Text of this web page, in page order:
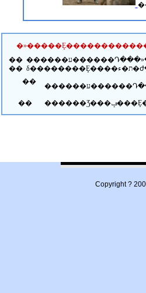
��
��
������ע������Դ���»�������������Ʒ����Ȩ�������»��磬
��
��
Copyright ?